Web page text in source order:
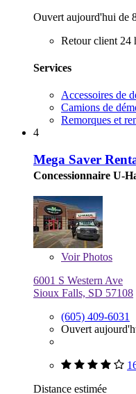
Ouvert aujourd'hui de
Retour client 24
Services
Accessoires de
Camions de
Remorques et
4
Mega Saver
Concessionnaire U-
VoirPhotos
6001 S Western Ave
Sioux Falls, SD 57108
(605) 409-6031
Ouvert
Distance estimée